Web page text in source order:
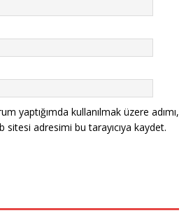
yaptığımda kullanılmak üzere adımı,
adresimi bu tarayıcıya kaydet.